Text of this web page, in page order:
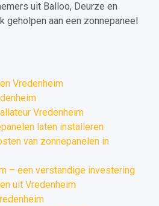
uit Balloo, Deurze en
geholpen aan een zonnepaneel
Vredenheim
Vredenheim
laten installeren
van zonnepanelen in
– een verstandige investering
uit Vredenheim